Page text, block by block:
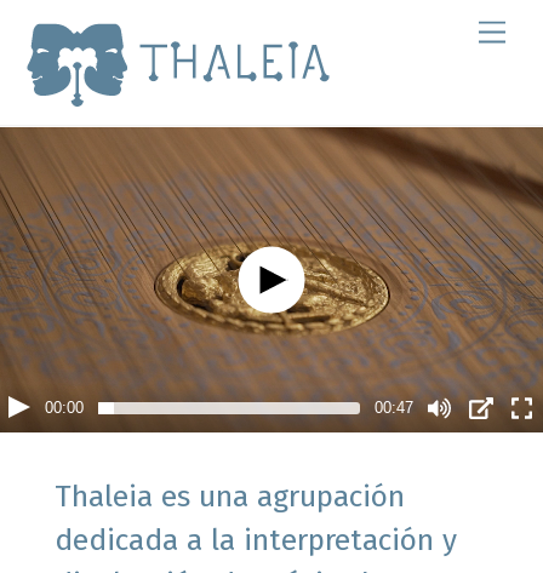
content
00:00 00:47
Thaleia es una agrupación
dedicada a la interpretación y